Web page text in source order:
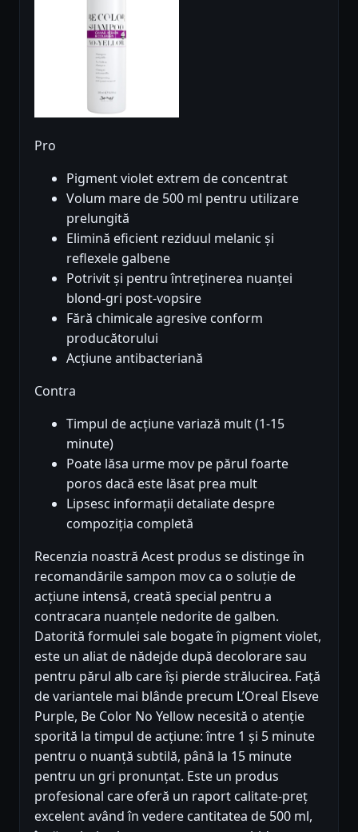
Pro
Pigment violet extrem de concentrat
Volum mare de 500 ml pentru utilizare
prelungită
Elimină eficient reziduul melanic și
reflexele galbene
Potrivit și pentru întreținerea nuanței
blond-gri post-vopsire
Fără chimicale agresive conform
producătorului
Acțiune antibacteriană
Contra
Timpul de acțiune variază mult (1-15
minute)
Poate lăsa urme mov pe părul foarte
poros dacă este lăsat prea mult
Lipsesc informații detaliate despre
compoziția completă
Recenzia noastră Acest produs se distinge în
recomandările sampon mov ca o soluție de
acțiune intensă, creată special pentru a
contracara nuanțele nedorite de galben.
Datorită formulei sale bogate în pigment violet,
este un aliat de nădejde după decolorare sau
pentru părul alb care își pierde strălucirea. Față
de variantele mai blânde precum L’Oreal Elseve
Purple, Be Color No Yellow necesită o atenție
sporită la timpul de acțiune: între 1 și 5 minute
pentru o nuanță subtilă, până la 15 minute
pentru un gri pronunțat. Este un produs
profesional care oferă un raport calitate-preț
excelent având în vedere cantitatea de 500 ml,